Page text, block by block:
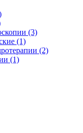
(3)
(1)
(2)
(1)